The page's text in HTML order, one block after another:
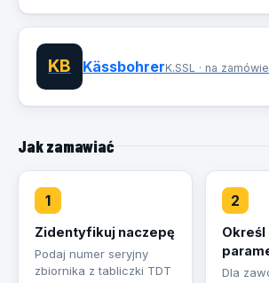
KB KässbohrerK.SSL · na
Jak zamawiać
1
Zidentyfikuj naczepę
Podaj numer seryjny
zbiornika z tabliczki TDT
2
Określ
Dla